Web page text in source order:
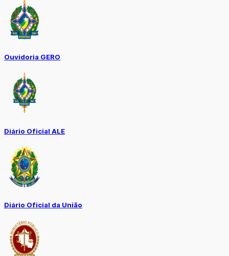
Ouvidoria GERO
Diário Oficial ALE
Diário Oficial da União